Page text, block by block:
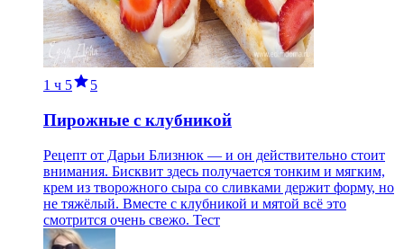
1 ч 5 5
Пирожные с клубникой
Рецепт от Дарьи Близнюк — и он действительно стоит
внимания. Бисквит здесь получается тонким и мягким,
крем из творожного сыра со сливками держит форму, но
не тяжёлый. Вместе с клубникой и мятой всё это
смотрится очень свежо. Тест